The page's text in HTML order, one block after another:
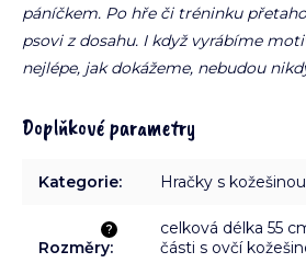
páníčkem. Po hře či tréninku
psovi z dosahu. I když vyrábíme
nejlépe, jak dokážeme, nebudou
Doplňkové parametry
Kategorie: Hračky s kožešinou
?
Rozměry:
celková délka 55
části s ovčí